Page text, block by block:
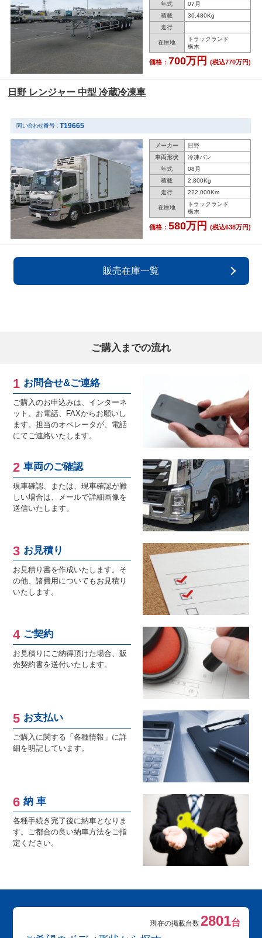
年式
07月
積載
30,480Kg
走行
在庫地
トラックランド
栃木
価格： 700万円(税込770万円)
日野 レンジャー 中型 冷蔵冷凍車
問い合わせ番号：T19665
メーカー
日野
車両形状
冷凍バン
年式
08月
積載
2,800Kg
走行
222,000Km
在庫地
トラックランド
栃木
価格：580万円(税込638万円)
販売在庫一覧
ご購入までの流れ
お問合せ&ご連絡
ご購入のお申込みは、インターネ
ット、お電話、FAXからお願いし
ます。担当のオペレータが、電話
にてご連絡いたします。
車両のご確認
現車確認、または、現車確認が難
しい場合は、メールで詳細画像を
送信いたします。
お見積り
お見積り書を作成いたします。そ
の他、諸費用についてもお見積り
いたします。
ご契約
お見積りにご納得頂けた場合、販
売契約書を送付いたします。
お支払い
ご購入に関する「各種情報」に詳
細を明記しています。
納 車
各種手続き完了後に納車となりま
す。ご都合の良い納車方法をご指
定ください。
現在の掲載台数2801台